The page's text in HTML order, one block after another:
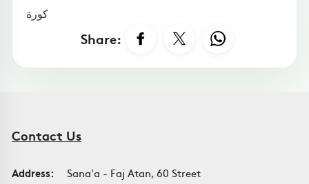
كورة
Share:
Contact Us
Address:
Sana'a - Faj Atan, 60 Street